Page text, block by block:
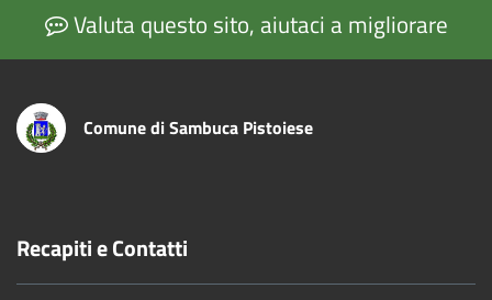
Valuta questo sito, aiutaci a migliorare
Comune di Sambuca Pistoiese
Recapiti e Contatti